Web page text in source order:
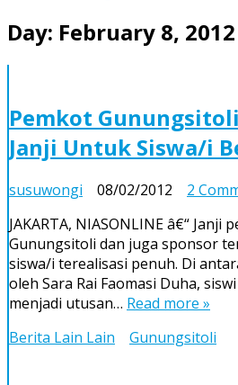
Day: February 8, 2012
Pemkot
Janji Untuk Siswa/i
susuwongi 08/02/2012 2
JAKARTA, NIASONLINE â€“ Janji
Gunungsitoli dan juga sponsor
siswa/i terealisasi penuh. Di
oleh Sara Rai Faomasi Duha,
menjadi utusan… Read more »
Berita Lain Lain
Gunungsitoli